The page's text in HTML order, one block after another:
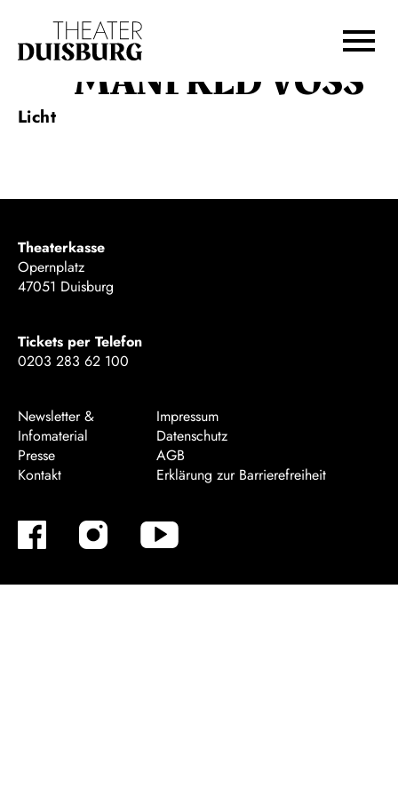
Zur Hauptnavigation springen
Zum Footer springenMANFRED VOSS
Licht
Theaterkasse
Opernplatz
47051 Duisburg
Tickets per Telefon
0203 283 62 100
Newsletter &
Infomaterial
Presse
Kontakt
Impressum
Datenschutz
AGB
Erklärung zur Barrierefreiheit